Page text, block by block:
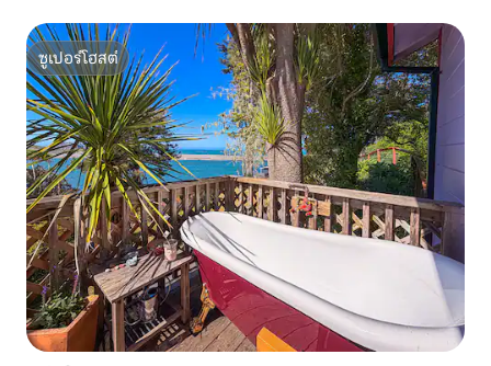
ซูเปอร์โฮสต์
ซูเปอร์โฮสต์